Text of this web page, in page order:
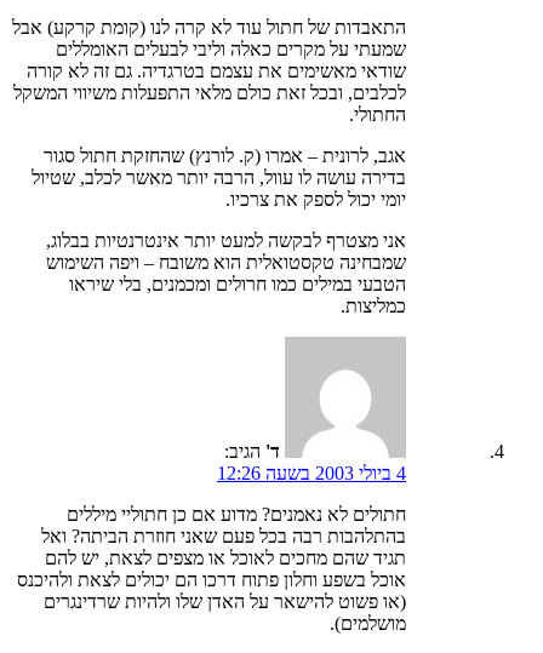
התאבדות של חתול עוד לא קרה לנו (קומת קרקע) אבל
שמעתי על מקרים כאלה וליבי לבעלים האומללים
שודאי מאשימים את עצמם בטרגדיה. גם זה לא קורה
לכלבים, ובכל זאת כולם מלאי התפעלות משיווי המשקל
החתולי.
אגב, לרונית – אמרו (ק. לורנץ) שהחזקת חתול סגור
בדירה עושה לו עוול, הרבה יותר מאשר לכלב, שטיול
יומי יכול לספק את צרכיו.
אני מצטרף לבקשה למעט יותר אינטרנטיות בבלוג,
שמבחינה טקסטואלית הוא משובח – ויפה השימוש
הטבעי במילים כמו חרולים ומכמנים, בלי שיראו
כמליצות.
ד' הגיב:
4 ביולי 2003 בשעה 12:26
חתולים לא נאמנים? מדוע אם כן חתוליי מיללים
בהתלהבות רבה בכל פעם שאני חוזרת הביתה? ואל
תגיד שהם מחכים לאוכל או מצפים לצאת, יש להם
אוכל בשפע וחלון פתוח דרכו הם יכולים לצאת ולהיכנס
(או פשוט להישאר על האדן שלו ולהיות שרדינגרים
מושלמים).